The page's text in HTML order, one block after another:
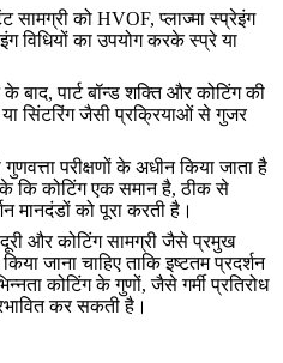
सामग्री को HVOF, प्लाज्मा स्प्रेइंग
विधियों का उपयोग करके स्प्रे या
बाद, पार्ट बॉन्ड शक्ति और कोटिंग की
सिंटरिंग जैसी प्रक्रियाओं से गुजर
परीक्षणों के अधीन किया जाता है
कि कोटिंग एक समान है, ठीक से
मानदंडों को पूरा करती है।
और कोटिंग सामग्री जैसे प्रमुख
जाना चाहिए ताकि इष्टतम प्रदर्शन
कोटिंग के गुणों, जैसे गर्मी प्रतिरोध
कर सकती है।